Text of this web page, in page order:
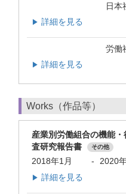
日本
▶ 詳細を見る
労働
▶ 詳細を見る
Works（作品等）
産業別労働組合の機能
査研究報告書
その他
2018年1月 - 2020
▶ 詳細を見る